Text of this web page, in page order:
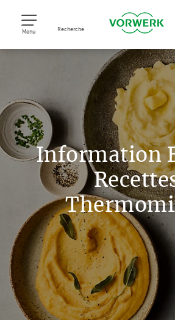
Menu Recherche
Information